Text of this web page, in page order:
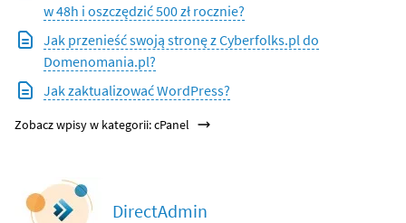
w 48h i oszczędzić 500 zł rocznie?
Jak przenieść swoją stronę z Cyberfolks.pl do
Domenomania.pl?
Jak zaktualizować WordPress?
Zobacz wpisy w kategorii: cPanel
DirectAdmin